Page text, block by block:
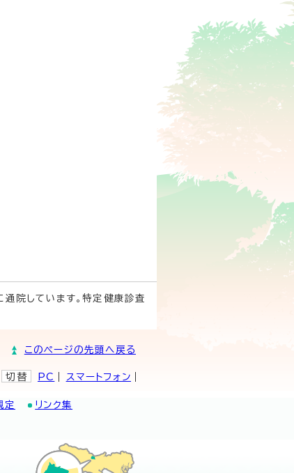
院しています。特定健康診査
このページの先頭へ戻る
切替 PC スマートフォン
定 リンク集